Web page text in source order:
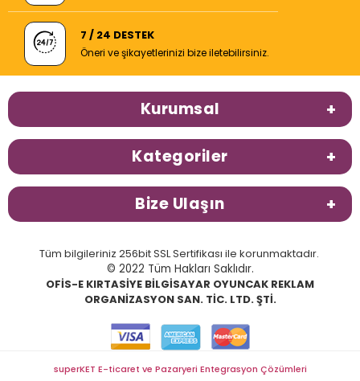
7 / 24 DESTEK
Öneri ve şikayetlerinizi bize iletebilirsiniz.
Kurumsal
Kategoriler
Bize Ulaşın
Tüm bilgileriniz 256bit SSL Sertifikası ile korunmaktadır.
© 2022 Tüm Hakları Saklıdır.
OFİS-E KIRTASİYE BİLGİSAYAR OYUNCAK REKLAM
ORGANİZASYON SAN. TİC. LTD. ŞTİ.
superKET E-ticaret ve Pazaryeri Entegrasyon Çözümleri